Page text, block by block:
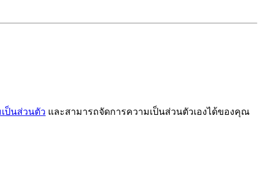
ป็นส่วนตัว และสามารถจัดการความเป็นส่วนตัวเองได้ของคุณ